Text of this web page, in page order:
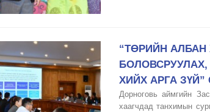
“ТӨРИЙН
ХИЙХ АРГА
Дорноговь аймгийн
хаагчдад танхимын